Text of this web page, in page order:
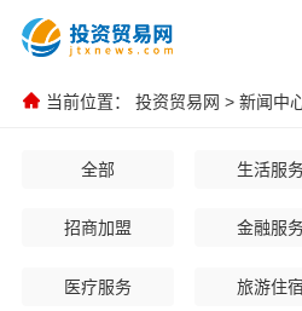
当前位置： 投资贸易网 > 新闻中
全部 生活服
招商加盟 金融服
医疗服务 旅游住宿